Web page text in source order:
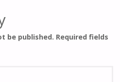
be published. Required fields